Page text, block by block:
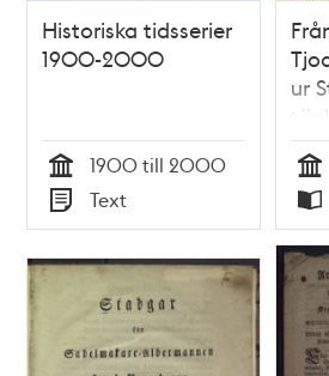
Historiska tidsserier
1900-2000
Tid
1900 till 2000
Typ
Text
ur
Tid
Typ